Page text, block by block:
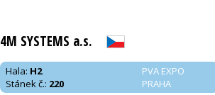
4M SYSTEMS a.s.
PVA EXPO
PRAHA
Hala: H2
Stánek č.: 220